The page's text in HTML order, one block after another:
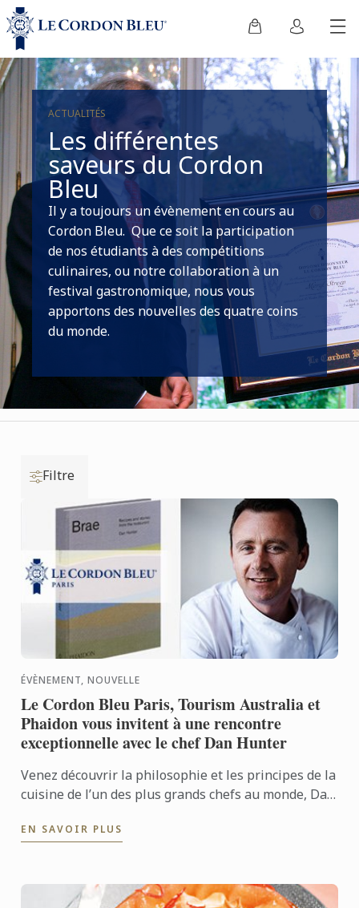
ACTUALITÉS
Les différentes
saveurs du Cordon
Bleu
Il y a toujours un évènement en cours au
Cordon Bleu. Que ce soit la participation
de nos étudiants à des compétitions
culinaires, ou notre collaboration à un
festival gastronomique, nous vous
apportons des nouvelles des quatre coins
du monde.
Filtre
ÉVÈNEMENT, NOUVELLE
Le Cordon Bleu Paris, Tourism Australia et
Phaidon vous invitent à une rencontre
exceptionnelle avec le chef Dan Hunter
Venez découvrir la philosophie et les principes de la
cuisine de l’un des plus grands chefs au monde, Dan
tous ...
EN SAVOIR PLUS